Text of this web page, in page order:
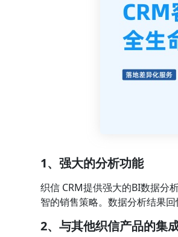
1、强大的分析功能
织信 CRM提供强大的BI数据分
智的销售策略。数据分析结果
2、与其他织信产品的集